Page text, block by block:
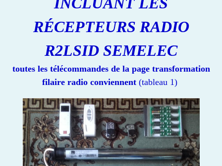
RÉCEPTEURS RADIO
R2LSID SEMELEC
toutes les télécommandes de la page transformation
filaire radio conviennent (tableau 1)